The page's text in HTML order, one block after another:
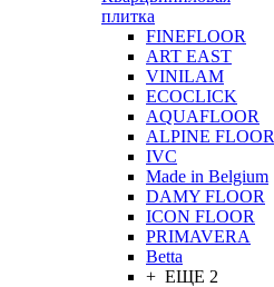
плитка
FINEFLOOR
ART EAST
VINILAM
ECOCLICK
AQUAFLOOR
ALPINE FLOOR
IVC
Made in Belgium
DAMY FLOOR
ICON FLOOR
PRIMAVERA
Betta
+ ЕЩЕ 2